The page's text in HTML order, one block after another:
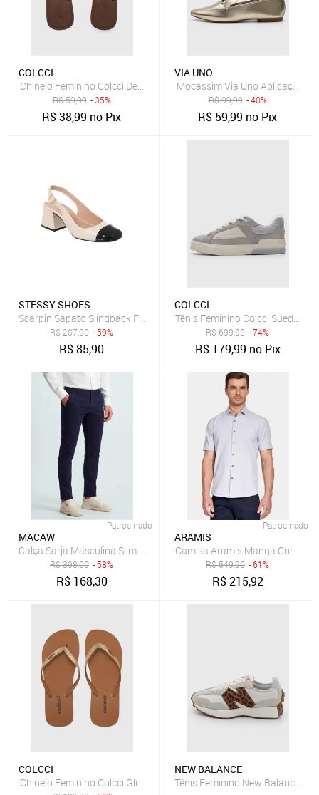
COLCCI
Chinelo Feminino Colcci Dedo Quadrado Marrom
R$59,99 - 35%
R$38,99 no Pix
VIA UNO
Mocassim Via Uno Aplicação
R$99,99 - 40%
R$ 59,99 no Pix
STESSY SHOES
Scarpin Sapato Slingback Feminino Salto Grosso Bico Quadrado Off
R$207,90 - 59%
R$85,90
COLCCI
Tênis Feminino Colcci Suede
R$699,90 - 74%
R$ 179,99 no Pix
Patrocinado
MACAW
R$398,00 - 58%
R$ 168,30
Patrocinado
ARAMIS
Camisa Aramis Manga Curta
R$549,90 - 61%
R$215,92
COLCCI
Chinelo Feminino Colcci Glitter Dourado Marrom
NEW BALANCE
Tênis Feminino New Balance